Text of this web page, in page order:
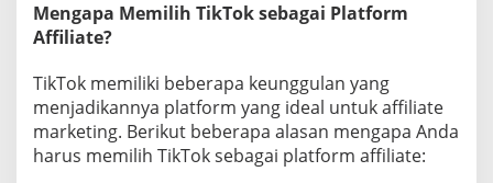
s
l
i
n
e
Y
Mengapa Memilih TikTok sebagai Platform
Affiliate?
TikTok memiliki beberapa keunggulan yang
menjadikannya platform yang ideal untuk affiliate
marketing. Berikut beberapa alasan mengapa Anda
harus memilih TikTok sebagai platform affiliate: